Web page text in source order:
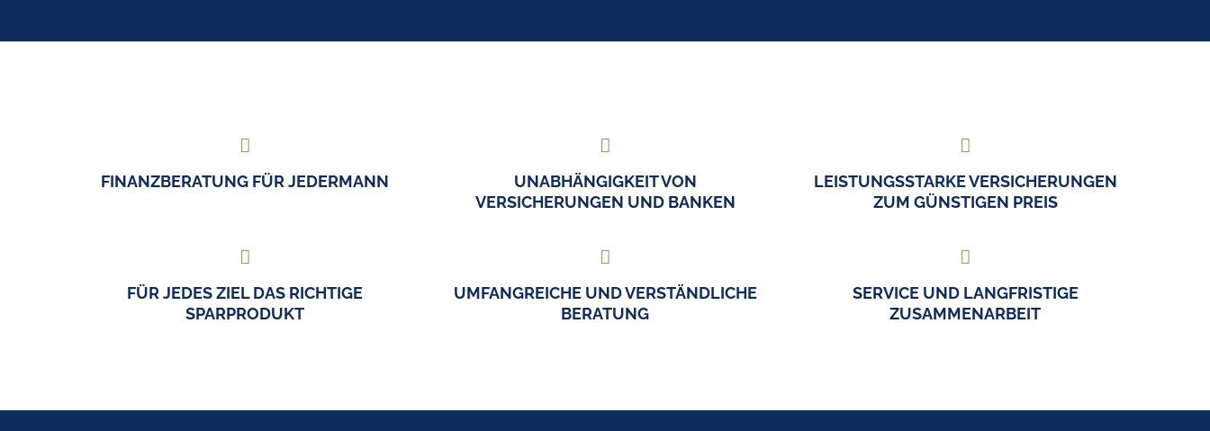
FINANZBERATUNG FÜR JEDERMANN
UNABHÄNGIGKEIT VON
VERSICHERUNGEN UND BANKEN
LEISTUNGSSTARKE VERSICHERUNGEN
ZUM GÜNSTIGEN PREIS
FÜR JEDES ZIEL DAS RICHTIGE
SPARPRODUKT
UMFANGREICHE UND VERSTÄNDLICHE
BERATUNG
SERVICE UND LANGFRISTIGE
ZUSAMMENARBEIT